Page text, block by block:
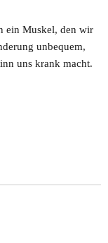
ein Muskel, den wir
unbequem,
uns krank macht.